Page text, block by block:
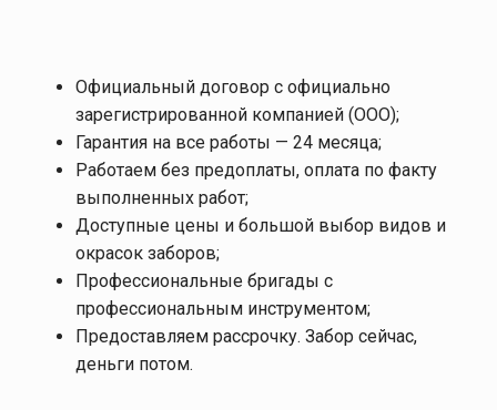
Официальный договор с официально
зарегистрированной компанией (ООО);
Гарантия на все работы — 24 месяца;
Работаем без предоплаты, оплата по факту
выполненных работ;
Доступные цены и большой выбор видов и
окрасок заборов;
Профессиональные бригады с
профессиональным инструментом;
Предоставляем рассрочку. Забор сейчас,
деньги потом.